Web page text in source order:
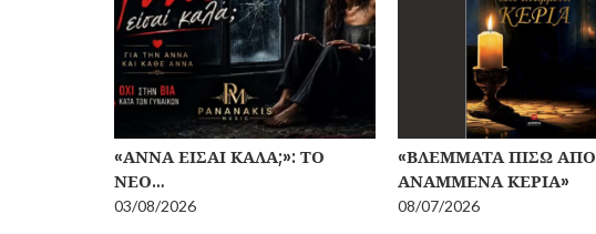
«ΆΝΝΑ ΕΊΣΑΙ ΚΑΛΆ;»: ΤΟ
ΝΈΟ…
03/08/2026
«ΒΛΈΜΜΑΤΑ ΠΊΣΩ ΑΠΌ
ΑΝΑΜΜΈΝΑ ΚΕΡΙΆ»
08/07/2026